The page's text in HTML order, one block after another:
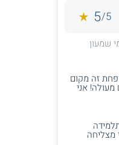
5/
5
זה מקום
מעולה! אני
שאני מצליחה